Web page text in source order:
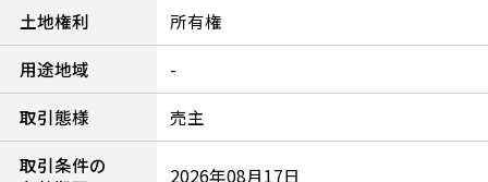
土地権利
所有権
用途地域
-
取引態様
売主
取引条件の
2026年08月17日